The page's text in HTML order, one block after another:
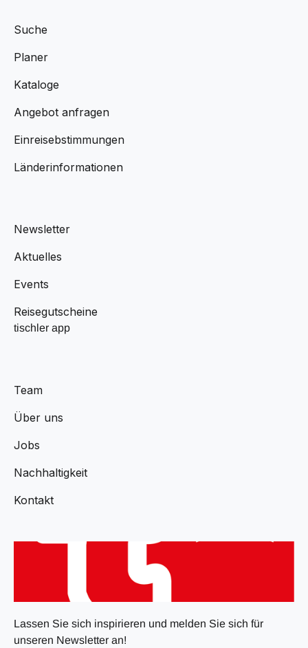
Suche
Planer
Kataloge
Angebot anfragen
Einreisebstimmungen
Länderinformationen
Newsletter
Aktuelles
Events
Reisegutscheine
tischler app
Team
Über uns
Jobs
Nachhaltigkeit
Kontakt
Lassen Sie sich inspirieren und melden Sie sich für
unseren Newsletter an!